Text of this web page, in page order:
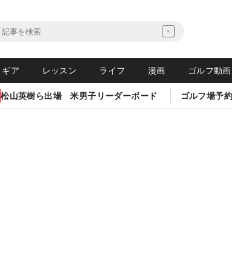
ギア レッスン ライフ 漫画 ゴルフ動画
松山英樹ら出場 米男子リーダーボード ゴルフ場予